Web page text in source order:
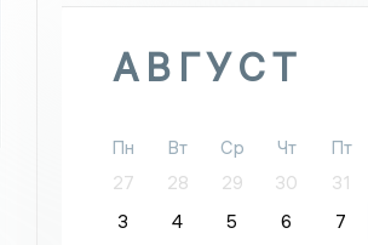
АВГУСТ
Пн Вт Ср Чт Пт
27
28 29 30 31
3
4 5 6 7